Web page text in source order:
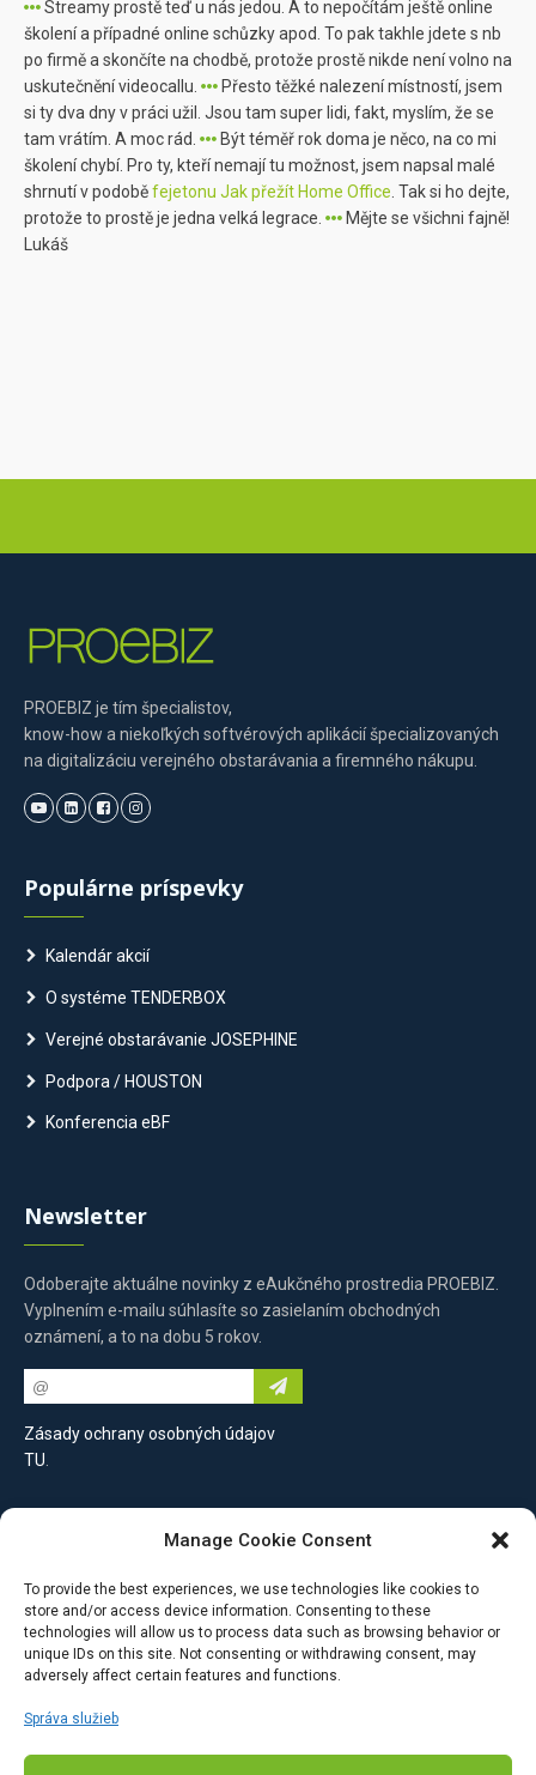
Manage Cookie Consent
To provide the best experiences, we use technologies like cookies to
store and/or access device information. Consenting to these
technologies will allow us to process data such as browsing behavior or
unique IDs on this site. Not consenting or withdrawing consent, may
adversely affect certain features and functions.
Správa služieb
Streamy prostě teď u nás jedou. A to nepočítám ještě online
školení a případné online schůzky apod. To pak takhle jdete s nb
po firmě a skončíte na chodbě, protože prostě nikde není volno na
uskutečnění videocallu.
Přesto těžké nalezení místností, jsem
si ty dva dny v práci užil. Jsou tam super lidi, fakt, myslím, že se
tam vrátím. A moc rád.
Být téměř rok doma je něco, na co mi
školení chybí. Pro ty, kteří nemají tu možnost, jsem napsal malé
shrnutí v podoběfejetonu Jak přežít Home Office . Tak si ho dejte,
protože to prostě je jedna velká legrace.
Mějte se všichni fajně!
Lukáš
PROEBIZ je tím špecialistov,
know-how a niekoľkých softvérových aplikácií špecializovaných
na digitalizáciu verejného obstarávania a firemného nákupu.
Populárne príspevky
Kalendár akcií
O systéme TENDERBOX
Verejné obstarávanie JOSEPHINE
Podpora / HOUSTON
Konferencia eBF
Newsletter
Odoberajte aktuálne novinky z eAukčného prostredia PROEBIZ.
Vyplnením e-mailu súhlasíte so zasielaním obchodných
oznámení, a to na dobu 5 rokov.
Zásady ochrany osobných údajov
TU
Kontaktujte nás
PROEBIZ s.r.o.
Šulekova 2,
Bratislava,
811 06, Slovenská republika